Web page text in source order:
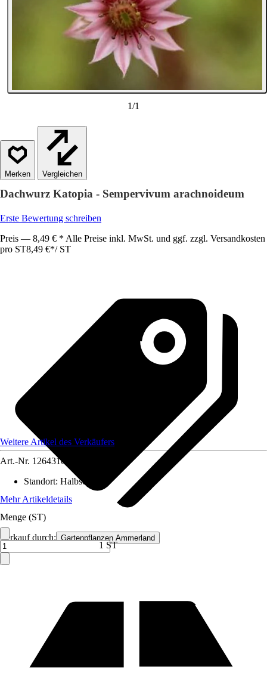
1/1
Vergleichen
Dachwurz Katopia - Sempervivum arachnoideum
Erste Bewertung schreiben
Preis — 8,49 € * Alle Preise inkl. MwSt. und ggf. zzgl. Versandkosten
pro ST8,49 €*/ ST
Verkauf durch: Gartenpflanzen Ammerland
Weitere Artikel des Verkäufers
Art.-Nr. 12643102
Standort: Halbschatten
Mehr Artikeldetails
Menge (ST)
1 ST